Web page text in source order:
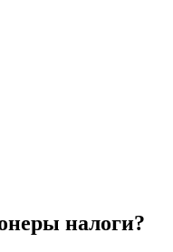
налоги?